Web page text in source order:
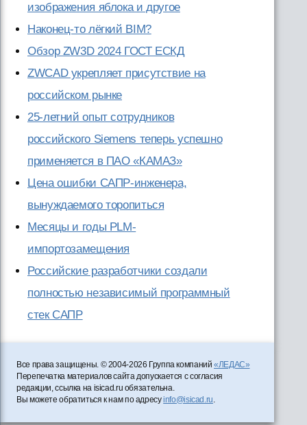
изображения яблока и другое
Наконец-то лёгкий BIM?
Обзор ZW3D 2024 ГОСТ ЕСКД
ZWCAD укрепляет присутствие на
российском рынке
25-летний опыт сотрудников
российского Siemens теперь успешно
применяется в ПАО «КАМАЗ»
Цена ошибки САПР-инженера,
вынуждаемого торопиться
Месяцы и годы PLM-
импортозамещения
Российские разработчики создали
полностью независимый программный
стек САПР
Все права защищены. © 2004-2026 Группа компаний«ЛЕДАС»
Перепечатка материалов сайта допускается с согласия
редакции, ссылка на isicad.ru обязательна.
Вы можете обратиться к нам по адресуinfo@isicad.ru.